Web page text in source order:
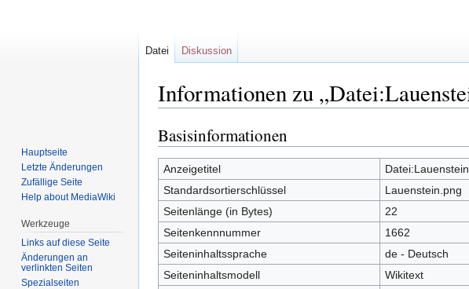
Informationen zu
Zur
Navigation
springen
Zur
Suche
springen
Basisinformationen
Anzeigetitel
Standardsortierschlüssel
Lauenstein.png
Seitenlänge (in Bytes)
22
Seitenkennnummer
1662
Seiteninhaltssprache
de - Deutsch
Seiteninhaltsmodell
Wikitext
Datei Diskussion
Hauptseite
Letzte Änderungen
Zufällige Seite
Help about MediaWiki
Werkzeuge
Links auf diese Seite
Änderungen an
verlinkten Seiten
Spezialseiten